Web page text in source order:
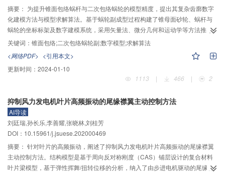
摘要： 为提升锥面包络蜗杆与二次包络蜗轮的模型精度，提出其复杂齿廓数字
化建模方法与模型求解算法。基于蜗轮副成型过程构建了锥母面砂轮、蜗杆与
蜗轮的坐标标架及数字建模系统，采用矢量法、微分几何和运动学等方法推导
了蜗杆齿廓的啮合方程，运用空间变换矩和啮合理论建立了蜗杆齿廓的数字表
征模型。以蜗杆齿廓为新母面进行二次包络运动，建立了二次包络蜗轮齿廓的
啮合方程与数字模型。通过联立母面包络条件和蜗轮副齿廓边界，给出了蜗轮
副齿顶和齿底环面母线方程，并构建了蜗轮副数字表征模型的约束条件。针对
蜗杆与蜗轮齿廓成型特征，设计了复杂齿面数字表征模型的求解算法。在
系下的接触样线，计算结果表明，蜗杆和蜗轮接触线均保持复杂的非线性。根
据设计的求解算法计算出了蜗杆与蜗轮齿廓的全部啮合点云，采用逆向包络法
验证了点云计算精度。在Creo环境下，对啮合点云进行包络拟合得到了蜗杆与
蜗轮3维数字化模型，根据成型过程和啮合条件将蜗杆与蜗轮进行虚拟装配及运
动仿真，验证建模效果和传动性能。建模实例和装配结果显示，蜗轮副计算点
云精度保持在10–9与10–8级之间，传动效果与理论相符，证实了数字模型与求
解算法的有效性与准确性。
关键词： 锥面包络;二次包络蜗轮副;数字模型;求解算法
<网络PDF> <引用本文>
更新时间： 2024-01-10
1113
| 466 | 2
抑制风力发电机叶片高频振动的尾缘襟翼主动控制方法
AI导读
刘廷瑞,孙长乐,李善耀,张晓林,刘桂芳
DOI：10.15961/j.jsuese.202000469
摘要： 针对叶片的高频振动，阐述了抑制风力发电机叶片高频振动的尾缘襟翼
主动控制方法。结构模型是基于周向反对称刚度（CAS）铺层设计的复合材料
叶片梁模型，基于弹性挥舞/扭转位移的分析，纳入了由步进电机驱动的尾缘襟